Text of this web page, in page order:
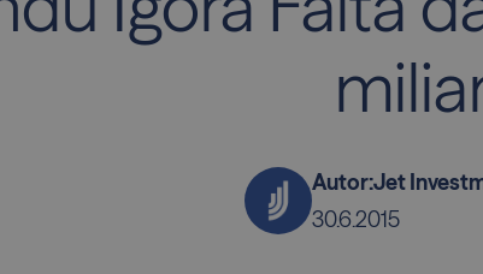
Autor:Jet
30.6.2015